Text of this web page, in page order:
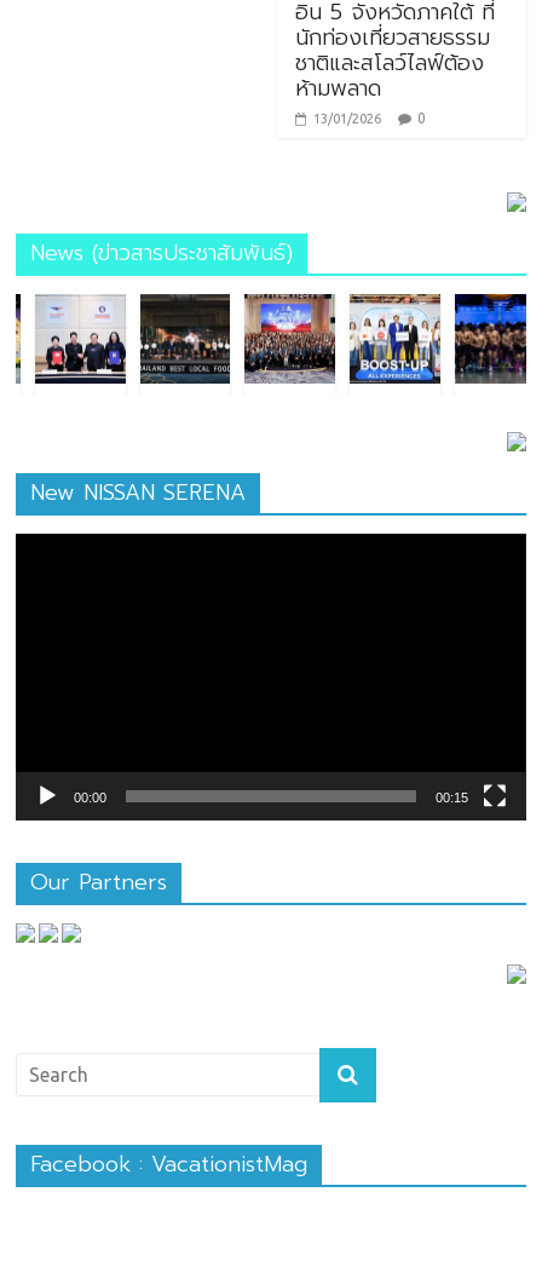
อิน 5 จังหวัดภาคใต้ ที่
นักท่องเที่ยวสายธรรม
ชาติและสโลว์ไลฟ์ต้อง
ห้ามพลาด
13/01/2026 0
News (ข่าวสารประชาสัมพันธ์)
New NISSAN SERENA
00:00 00:15
Our Partners
Facebook : VacationistMag